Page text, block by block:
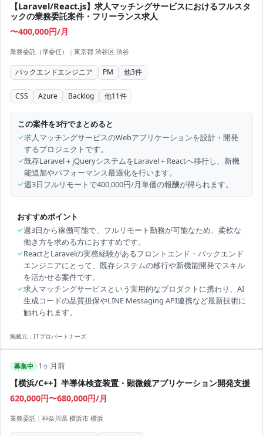
【Laravel/React.js】求人マッチングサービスにおけるフルスタ
ックの業務委託案件・フリーランス求人
〜400,000円/月
業務委託（準委任） | 東京都 渋谷区 渋谷
バックエンドエンジニア PM 他3件
CSS Azure Backlog 他11件
この案件を3行でまとめると
✓求人マッチングサービスのWebアプリケーションを設計・開発
するプロジェクトです。
✓既存Laravel＋jQueryシステムをLaravel＋Reactへ移行し、新機
能追加やパフォーマンス最適化を行います。
✓週3日フルリモートで400,000円/月単価の報酬が得られます。
おすすめポイント
✓週3日から稼働可能で、フルリモート勤務が可能なため、柔軟な
働き方を求める方におすすめです。
✓ReactとLaravelの実務経験があるフロントエンド・バックエンド
エンジニアにとって、既存システムの移行や新機能開発でスキル
を活かせる案件です。
✓求人マッチングサービスという実用的なプロダクトに携わり、AI
生成コードの品質担保やLINE Messaging API連携など最新技術に
触れられます。
掲載元： ITプロパートナーズ
募集中 1ヶ月前
【横浜/C++】半導体検査装置・顕微鏡アプリケーション開発支援
620,000円〜680,000円/月
業務委託 | 神奈川県 横浜市 横浜